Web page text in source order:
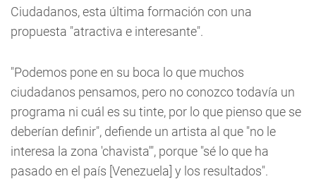
Ciudadanos, esta última formación con una
propuesta "atractiva e interesante".
"Podemos pone en su boca lo que muchos
ciudadanos pensamos, pero no conozco todavía un
programa ni cuál es su tinte, por lo que pienso que se
deberían definir", defiende un artista al que "no le
interesa la zona 'chavista'", porque "sé lo que ha
pasado en el país [Venezuela] y los resultados".